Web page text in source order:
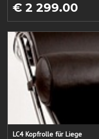
€ 2 299.00
LC4 Kopfrolle für Liege